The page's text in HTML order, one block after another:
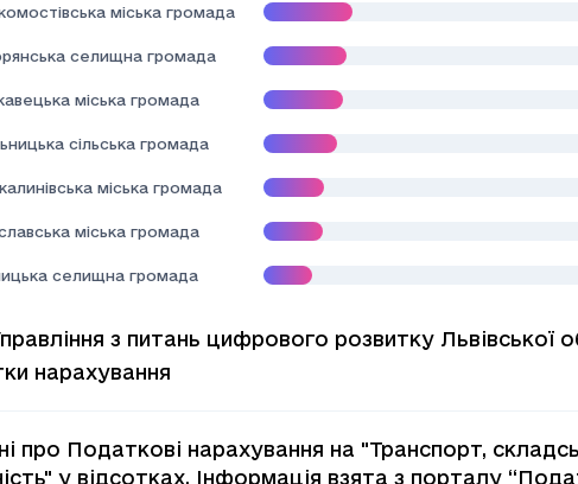
міська громада
селищна громада
міська громада
сільська громада
міська громада
міська громада
селищна громада
з питань цифрового розвитку Львівської
нарахування
про Податкові нарахування на "Транспорт,
у відсотках. Інформація взята з порталу